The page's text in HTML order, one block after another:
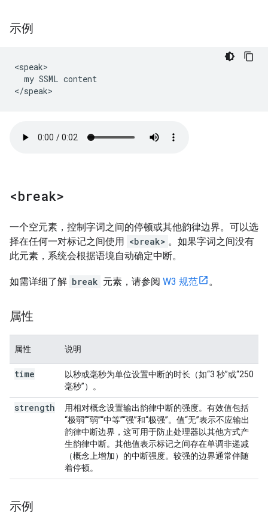
示例
<speak>
  my SSML content
</speak>
<break>
一个空元素，控制字词之间的停顿或其他韵律边界。可以选
择在任何一对标记之间使用 <break> 。如果字词之间没有
此元素，系统会根据语境自动确定中断。
如需详细了解 break 元素，请参阅 W3 规范 。
属性
属性 说明
time
以秒或毫秒为单位设置中断的时长（如“3 秒”或“250
毫秒”）。
strength
用相对概念设置输出韵律中断的强度。有效值包括
“极弱”“弱”“中等”“强”和“极强”。值“无”表示不应输出
韵律中断边界，这可用于防止处理器以其他方式产
生韵律中断。其他值表示标记之间存在单调非递减
（概念上增加）的中断强度。较强的边界通常伴随
着停顿。
示例